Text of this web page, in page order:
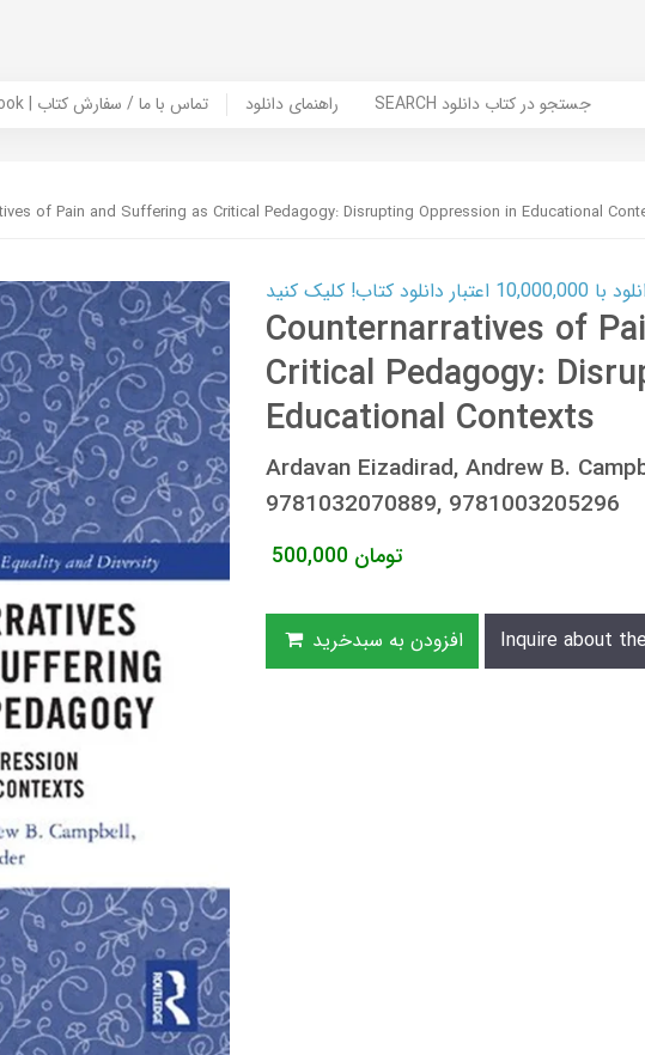
Contact Us / Order Book | تماس با ما / سفارش کتاب راهنمای دانلود SEARCH جستجو در کتاب دانلود
of Pain and Suffering as Critical Pedagogy: Disrupting Oppression in Educational
کلیک کنید
Counternarratives of
Critical Pedagogy:
Educational Contexts
Ardavan Eizadirad, Andrew B.
9781032070889, 9781003205296
500,000 تومان
افزودن به سبدخرید Inquire about